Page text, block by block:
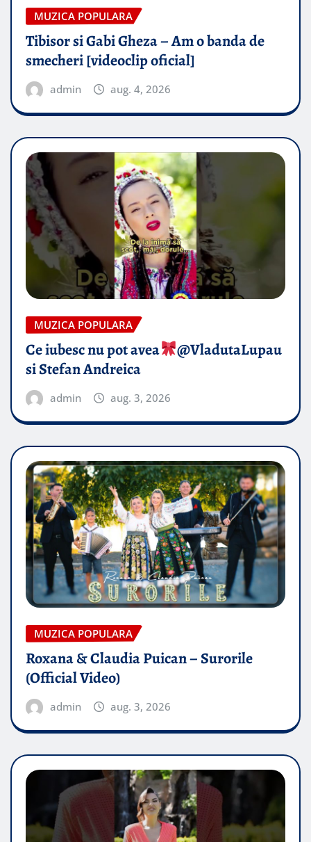
MUZICA POPULARA
Tibisor si Gabi Gheza – Am o banda de
smecheri [videoclip oficial]
admin aug. 4, 2026
MUZICA POPULARA
Ce iubesc nu pot avea
​@VladutaLupau
si Stefan Andreica
admin aug. 3, 2026
MUZICA POPULARA
Roxana & Claudia Puican – Surorile
(Official Video)
admin aug. 3, 2026